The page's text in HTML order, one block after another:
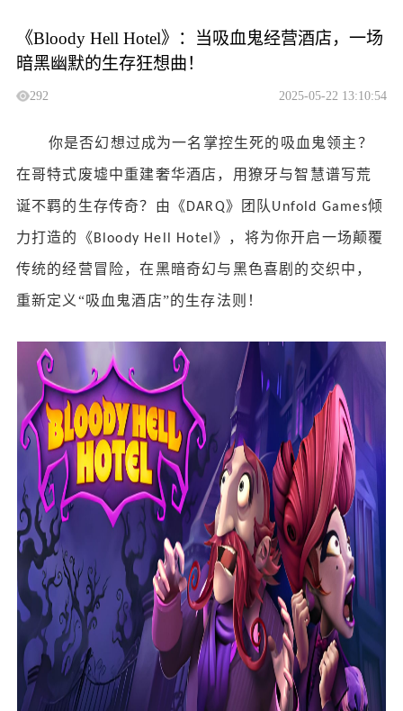
《Bloody Hell Hotel》：当吸血鬼经营酒店，一场
暗黑幽默的生存狂想曲！
292 2025-05-22 13:10:54
你是否幻想过成为一名掌控生死的吸血鬼领主？
在哥特式废墟中重建奢华酒店，用獠牙与智慧谱写荒
诞不羁的生存传奇？由《 DARQ》团队 Unfold Games倾
力打造的《 Bloody Hell Hotel 》，将为你开启一场颠覆
传统的经营冒险，在黑暗奇幻与黑色喜剧的交织中，
重新定义“吸血鬼酒店”的生存法则！